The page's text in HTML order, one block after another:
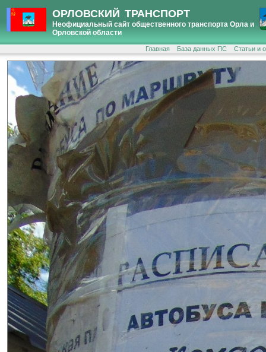
ОРЛОВСКИЙ ТРАНСПОРТ
Неофициальный сайт общественного транспорта Орла и
Орловской области
Главная База данных ПС Статьи и